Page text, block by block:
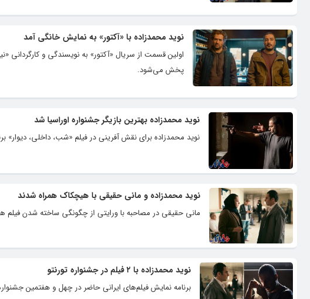
نوید محمدزاده با «آکتور» به نمایش خانگی آمد
پخش می‌شود.
نوید محمدزاده بهترین بازیگر جشنواره اوراسیا شد
نوید محمدزاده برای نقش‌ آفرینی در فیلم «شب، داخلی، دیوار»
نوید محمدزاده و مانی حقیقی با هیچکاک همراه شدند
مانی حقیقی در مصاحبه با ورایتی از چگونگی ساخته شدن
نوید محمدزاده با ۲ فیلم در جشنواره تورنتو
برنامه نمایش فیلم‌های ایرانی حاضر در چهل و هفتمین